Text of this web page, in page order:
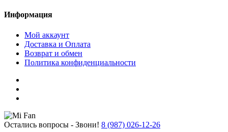
Информация
Мой аккаунт
Доставка и Оплата
Возврат и обмен
Политика конфиденциальности
Остались вопросы - Звони! 8 (987) 026-12-26